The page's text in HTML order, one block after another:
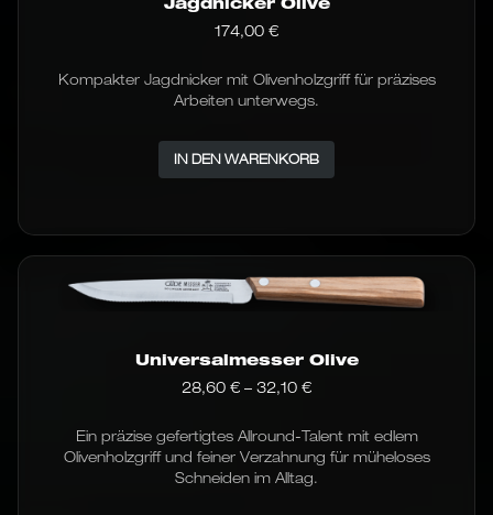
174,00 €
Kompakter Jagdnicker mit Olivenholzgriff für präzises
Arbeiten unterwegs.
IN DEN WARENKORB
Universalmesser Olive
28,60 € – 32,10 €Preisspanne:
32,10 €
Ein präzise gefertigtes Allround-Talent mit edlem
Olivenholzgriff und feiner Verzahnung für müheloses
Schneiden im Alltag.